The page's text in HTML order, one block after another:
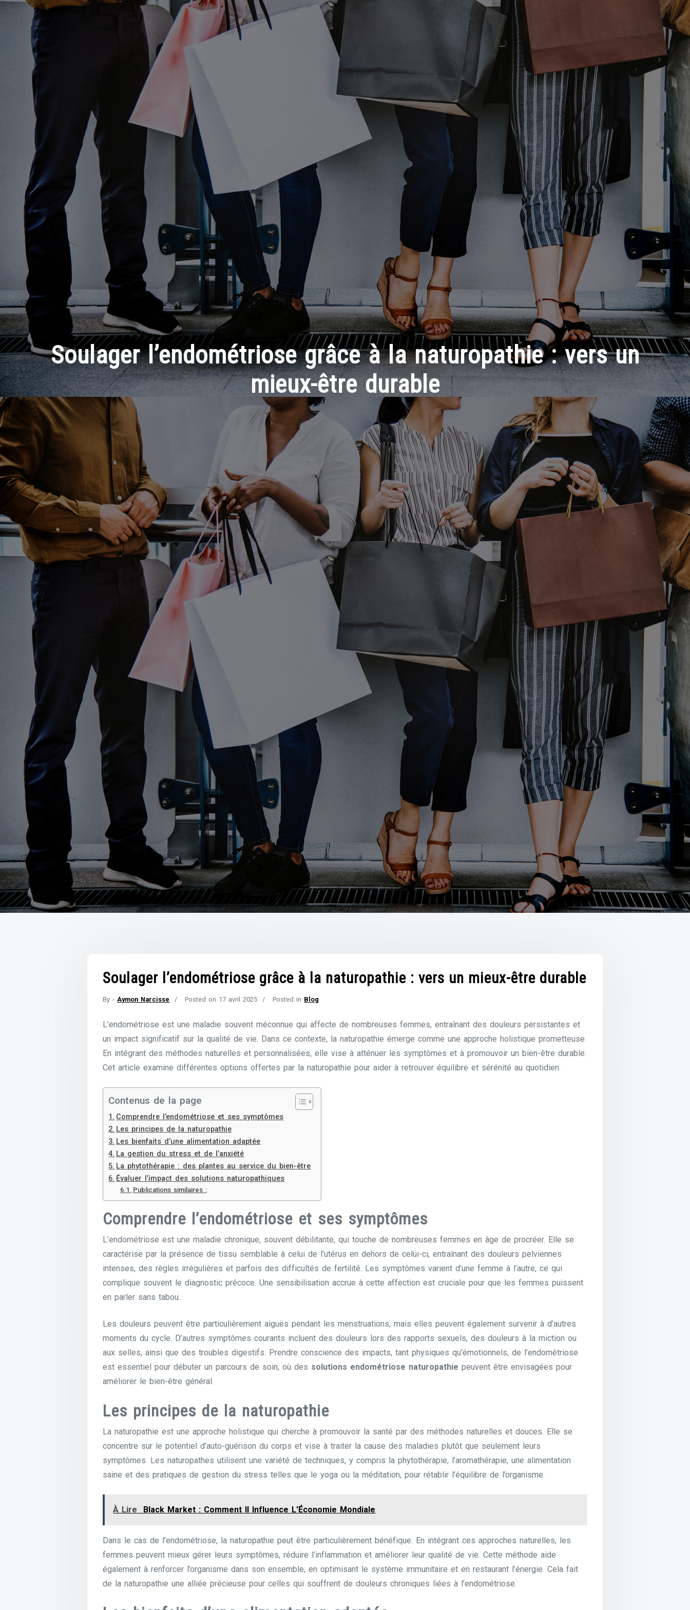
Soulager l’endométriose grâce à la naturopathie : vers un
mieux-être durable
Soulager l’endométriose grâce à la naturopathie : vers un mieux-être durable
By - Aymon Narcisse Posted on 17 avril 2025 Posted in Blog
L’endométriose est une maladie souvent méconnue qui affecte de nombreuses femmes, entraînant des douleurs persistantes et
un impact significatif sur la qualité de vie. Dans ce contexte, la naturopathie émerge comme une approche holistique prometteuse.
En intégrant des méthodes naturelles et personnalisées, elle vise à atténuer les symptômes et à promouvoir un bien-être durable.
Cet article examine différentes options offertes par la naturopathie pour aider à retrouver équilibre et sérénité au quotidien.
Contenus de la page
Comprendre l’endométriose et ses symptômes
Les principes de la naturopathie
Les bienfaits d’une alimentation adaptée
La gestion du stress et de l’anxiété
La phytothérapie : des plantes au service du bien-être
Évaluer l’impact des solutions naturopathiques
Publications similaires :
Comprendre l’endométriose et ses symptômes
L’endométriose est une maladie chronique, souvent débilitante, qui touche de nombreuses femmes en âge de procréer. Elle se
caractérise par la présence de tissu semblable à celui de l’utérus en dehors de celui-ci, entraînant des douleurs pelviennes
intenses, des règles irrégulières et parfois des difficultés de fertilité. Les symptômes varient d’une femme à l’autre, ce qui
complique souvent le diagnostic précoce. Une sensibilisation accrue à cette affection est cruciale pour que les femmes puissent
en parler sans tabou.
Les douleurs peuvent être particulièrement aiguës pendant les menstruations, mais elles peuvent également survenir à d’autres
moments du cycle. D’autres symptômes courants incluent des douleurs lors des rapports sexuels, des douleurs à la miction ou
aux selles, ainsi que des troubles digestifs. Prendre conscience des impacts, tant physiques qu’émotionnels, de l’endométriose
est essentiel pour débuter un parcours de soin, où des solutions endométriose naturopathie peuvent être envisagées pour
améliorer le bien-être général.
Les principes de la naturopathie
La naturopathie est une approche holistique qui cherche à promouvoir la santé par des méthodes naturelles et douces. Elle se
concentre sur le potentiel d’auto-guérison du corps et vise à traiter la cause des maladies plutôt que seulement leurs
symptômes. Les naturopathes utilisent une variété de techniques, y compris la phytothérapie, l’aromathérapie, une alimentation
saine et des pratiques de gestion du stress telles que le yoga ou la méditation, pour rétablir l’équilibre de l’organisme.
À Lire Black Market : Comment Il Influence L'Économie Mondiale
Dans le cas de l’endométriose, la naturopathie peut être particulièrement bénéfique. En intégrant ces approches naturelles, les
femmes peuvent mieux gérer leurs symptômes, réduire l’inflammation et améliorer leur qualité de vie. Cette méthode aide
également à renforcer l’organisme dans son ensemble, en optimisant le système immunitaire et en restaurant l’énergie. Cela fait
de la naturopathie une alliée précieuse pour celles qui souffrent de douleurs chroniques liées à l’endométriose.